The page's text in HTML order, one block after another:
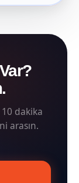
dakika
arasın.